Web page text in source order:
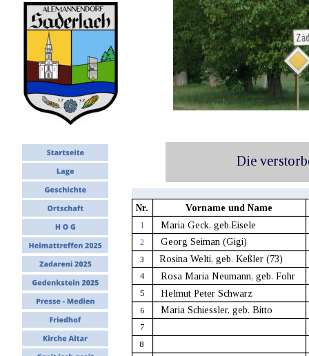
Nr. Vorname und Name
1
  Maria Geck, geb.Eisele
2
  Georg Seiman (Gigi)
3 Rosina Welti, geb. Keßler (73)
4
  Rosa Maria Neumann, geb. Fohr
5
  Helmut Peter Schwarz
6
  Maria Schiessler, geb. Bitto
7
8
Die